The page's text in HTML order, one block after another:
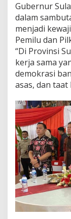
Gubernur
dalam
menjadi
Pemilu dan
“Di Provinsi
kerja sama
demokrasi
asas, dan